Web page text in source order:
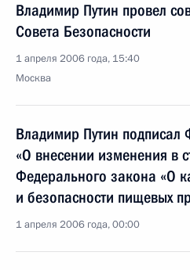
Владимир Путин провел
Совета Безопасности
1 апреля 2006 года, 15:40
Москва
Владимир Путин подписал
«О внесении изменения в
Федерального закона «О
и безопасности пищевых
1 апреля 2006 года, 00:00